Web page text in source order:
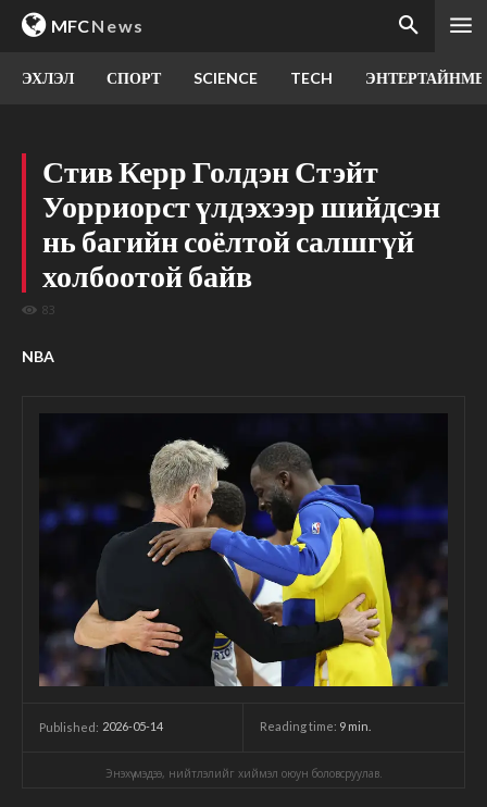
MFCNews
ЭХЛЭЛ СПОРТ SCIENCE TECH
Стив Керр Голдэн Стэйт
Уорриорст үлдэхээр шийдсэн
нь багийн соёлтой салшгүй
холбоотой байв
83
NBA
Published: 2026-05-14 Reading time: 9 min.
Энэхүү мэдээ, нийтлэлийг хиймэл оюун боловсруулав.